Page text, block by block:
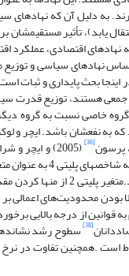
به دلیل آن که
یابد)، تأثیر مستقیمشان
نهادهای اقتصادی، عملکرد
نهادهای سیاسی و توزیع
بحث پایداری و ثبات
جمعی هستند، توزیع قدرت
خاصی نسبت به گروه
به نفعشان باشد. ایچر و
[36] (2005) و ایچر و شرایبر
چارچوب رویکرد سلسله مراتبی
پلیتی 2 از مجموعه شاخص­های پلیتی 4 به
بودن محدودیت‌های اعمالی
از درجه بالایی
[38] سطوح رشد
است .همچنین تفاوت در